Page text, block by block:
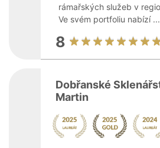
rámařských služeb v
Ve svém portfoliu nabízí ...
8
Dobřanské
Martin